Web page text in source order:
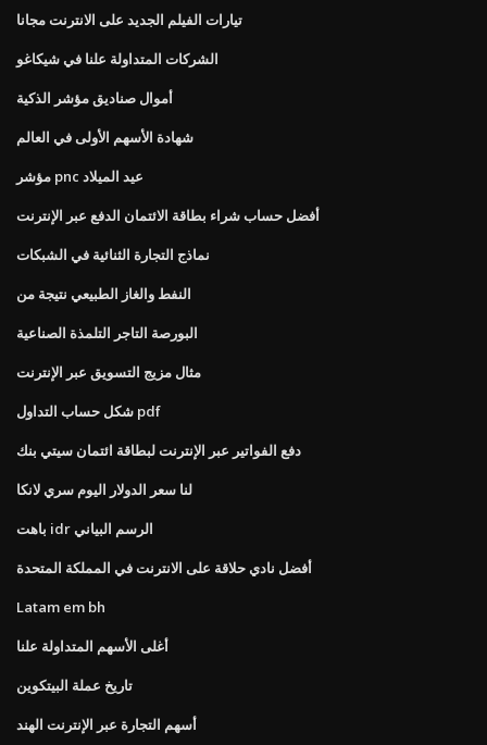
تيارات الفيلم الجديد على الانترنت مجانا
الشركات المتداولة علنا ​​في شيكاغو
أموال صناديق مؤشر الذكية
شهادة الأسهم الأولى في العالم
مؤشر pnc عيد الميلاد
أفضل حساب شراء بطاقة الائتمان الدفع عبر الإنترنت
نماذج التجارة الثنائية في الشبكات
النفط والغاز الطبيعي نتيجة من
البورصة التاجر التلمذة الصناعية
مثال مزيج التسويق عبر الإنترنت
شكل حساب التداول pdf
دفع الفواتير عبر الإنترنت لبطاقة ائتمان سيتي بنك
لنا سعر الدولار اليوم سري لانكا
باهت idr الرسم البياني
أفضل نادي حلاقة على الانترنت في المملكة المتحدة
Latam em bh
أغلى الأسهم المتداولة علنا
تاريخ عملة البيتكوين
أسهم التجارة عبر الإنترنت الهند